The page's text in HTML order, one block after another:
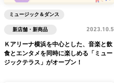
Ｋアリーナ横浜を中心とした、音楽と飲
食とエンタメを同時に楽しめる「ミュー
ジックテラス」がオープン！
ミュージック＆ダンス
新店舗・新商品 2023.10.5